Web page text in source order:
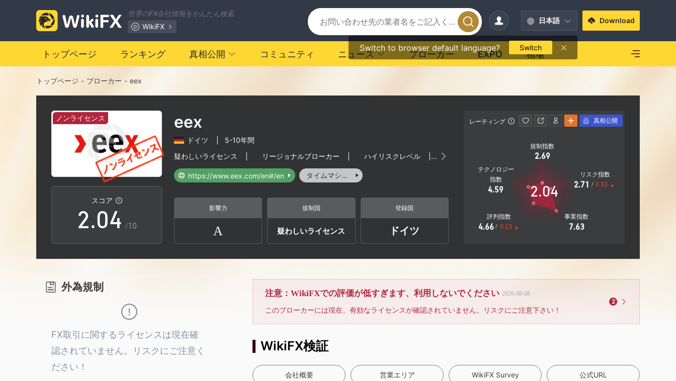
世界のFX会社情報をかんたん検索
WikiFX
日本語
Switch to browser default language? Switch
Download
トップページ ランキング 真相公開 コミュニティ ニュース ブローカー EXPO 相場
トップページ - ブローカー - eex
ノンライセンス
スコア
0
1
2
3
4
6
7
.0
1
2
4
5
0
1
2
3
4
5
7
8
9
/10
eex
ドイツ
5-10年間
疑わしいライセンス
リージョナルブローカー ハイリスクレベル
https://www.eex.com/en#/en タイムマシーン
影響力
A
規制国
疑わしいライセンス
登録国
ドイツ
レーティング
規制指数
2.69
テクノロジー
指数
4.59
評判指数
4.66 / 0.13
事業指数
7.63
リスク指数
2.71 / 0.33
2.04
真相公開
外為規制
FX取引に関するライセンスは現在確
認されていません。リスクにご注意く
ださい！
注意：WikiFXでの評価が低すぎます、利用しないでください 2026-08-08
このブローカーには現在、有効なライセンスが確認されていません。リスクにご注意下さい！
2
WikiFX検証
会社概要 営業エリア WikiFX Survey 公式URL